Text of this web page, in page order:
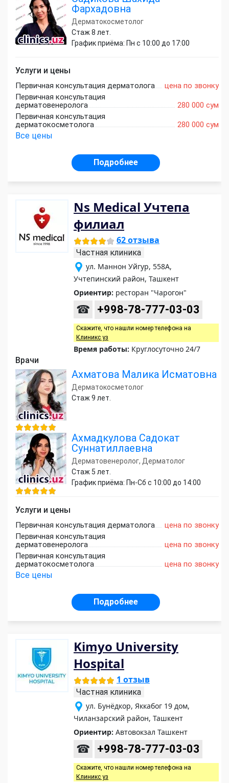
Фархадовна
Дерматокосметолог
Стаж 8 лет.
График приёма: Пн с 10:00 до 17:00
Услуги и цены
Первичная консультация дерматолога
цена по звонку
Первичная консультация
дерматовенеролога
280 000 сум
Первичная консультация
дерматокосметолога
280 000 сум
Все цены
Подробнее
Ns Medical Учтепа
филиал
62 отзыва
Частная клиника
ул. Маннон Уйгур, 558А,
Учтепинский район, Ташкент
Ориентир: ресторан "Чарогон"
☎ +998-78-777-03-03
Скажите, что нашли номер телефона на
Клиникс уз
Время работы: Круглосуточно 24/7
Врачи
Ахматова Малика Исматовна
Дерматокосметолог
Стаж 9 лет.
Ахмадкулова Садокат
Суннатиллаевна
Дерматовенеролог, Дерматолог
Стаж 5 лет.
График приёма: Пн-Сб с 10:00 до 14:00
Услуги и цены
Первичная консультация дерматолога
цена по звонку
Первичная консультация
дерматовенеролога
цена по звонку
Первичная консультация
дерматокосметолога
цена по звонку
Все цены
Подробнее
Kimyo University
Hospital
1 отзыв
Частная клиника
ул. Бунёдкор, Яккабог 19 дом,
Чиланзарский район, Ташкент
Ориентир: Автовокзал Ташкент
☎ +998-78-777-03-03
Скажите, что нашли номер телефона на
Клиникс уз